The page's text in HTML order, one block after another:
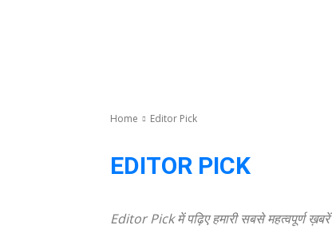
Home Editor Pick
EDITOR PICK
Editor Pick में पढ़िए हमारी सबसे महत्वपूर्ण ख़बरें